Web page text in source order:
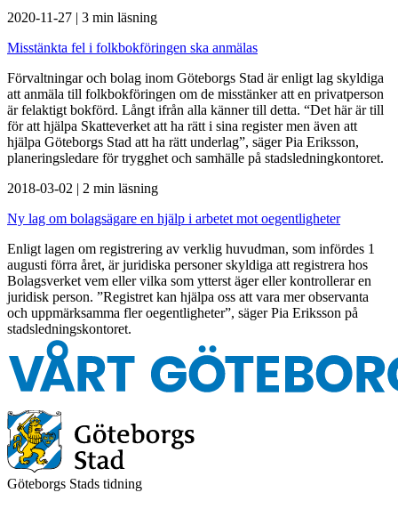
2020-11-27 | 3 min läsning
Misstänkta fel i folkbokföringen ska anmälas
Förvaltningar och bolag inom Göteborgs Stad är enligt lag skyldiga
att anmäla till folkbokföringen om de misstänker att en privatperson
är felaktigt bokförd. Långt ifrån alla känner till detta. “Det här är till
för att hjälpa Skatteverket att ha rätt i sina register men även att
hjälpa Göteborgs Stad att ha rätt underlag”, säger Pia Eriksson,
planeringsledare för trygghet och samhälle på stadsledningkontoret.
2018-03-02 | 2 min läsning
Ny lag om bolagsägare en hjälp i arbetet mot oegentligheter
Enligt lagen om registrering av verklig huvudman, som infördes 1
augusti förra året, är juridiska personer skyldiga att registrera hos
Bolagsverket vem eller vilka som ytterst äger eller kontrollerar en
juridisk person. ”Registret kan hjälpa oss att vara mer observanta
och uppmärksamma fler oegentligheter”, säger Pia Eriksson på
stadsledningskontoret.
Göteborgs Stads tidning